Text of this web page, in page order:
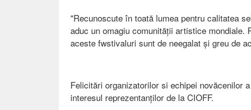
"Recunoscute în toată lumea pentru calitatea
aduc un omagiu comunității artistice
aceste fwstivaluri sunt de neegalat și greu de
Felicitări organizatorilor si echipei novăcenilor
interesul reprezentanților de la CIOFF.